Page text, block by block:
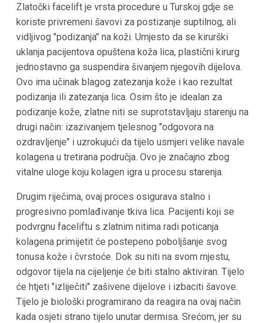
Zlatočki facelift je vrsta procedure u Turskoj gdje se
koriste privremeni šavovi za postizanje suptilnog, ali
vidljivog "podizanja" na koži. Umjesto da se kirurški
uklanja pacijentova opuštena koža lica, plastični kirurg
jednostavno ga suspendira šivanjem njegovih dijelova.
Ovo ima učinak blagog zatezanja kože i kao rezultat
podizanja ili zatezanja lica. Osim što je idealan za
podizanje kože, zlatne niti se suprotstavljaju starenju na
drugi način: izazivanjem tjelesnog "odgovora na
ozdravljenje" i uzrokujući da tijelo usmjeri velike navale
kolagena u tretirana područja. Ovo je značajno zbog
vitalne uloge koju kolagen igra u procesu starenja.
Drugim riječima, ovaj proces osigurava stalno i
progresivno pomlađivanje tkiva lica. Pacijenti koji se
podvrgnu faceliftu s zlatnim nitima radi poticanja
kolagena primijetit će postepeno poboljšanje svog
tonusa kože i čvrstoće. Dok su niti na svom mjestu,
odgovor tijela na cijeljenje će biti stalno aktiviran. Tijelo
će htjeti "izliječiti" zašivene dijelove i izbaciti šavove.
Tijelo je biološki programirano da reagira na ovaj način
kada osjeti strano tijelo unutar dermisa. Srećom, jer su